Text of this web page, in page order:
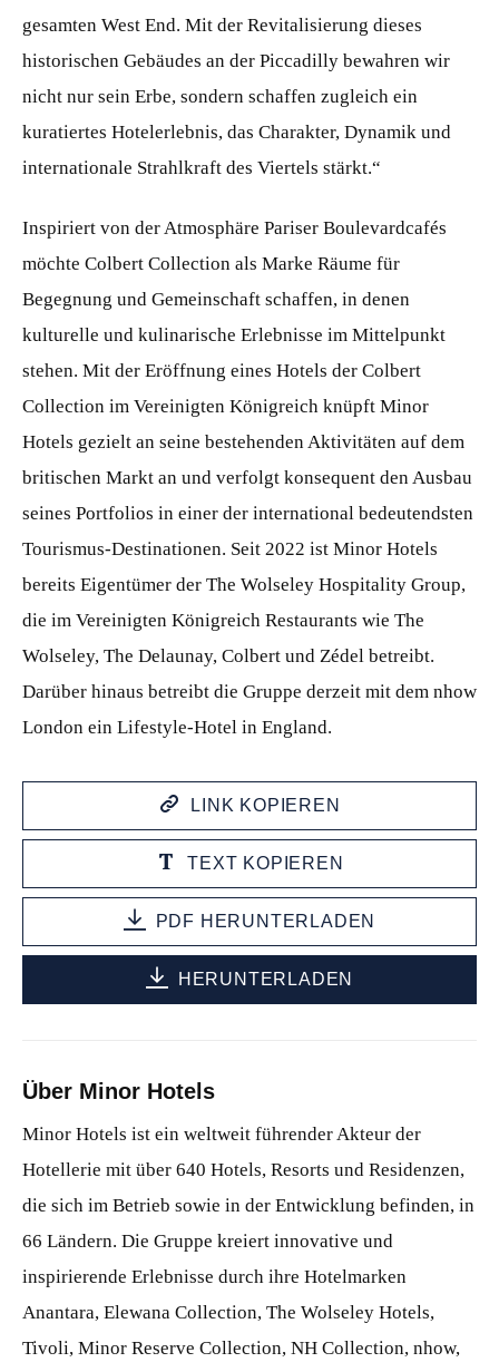
gesamten West End. Mit der Revitalisierung dieses
historischen Gebäudes an der Piccadilly bewahren wir
nicht nur sein Erbe, sondern schaffen zugleich ein
kuratiertes Hotelerlebnis, das Charakter, Dynamik und
internationale Strahlkraft des Viertels stärkt.“
Inspiriert von der Atmosphäre Pariser Boulevardcafés
möchte Colbert Collection als Marke Räume für
Begegnung und Gemeinschaft schaffen, in denen
kulturelle und kulinarische Erlebnisse im Mittelpunkt
stehen. Mit der Eröffnung eines Hotels der Colbert
Collection im Vereinigten Königreich knüpft Minor
Hotels gezielt an seine bestehenden Aktivitäten auf dem
britischen Markt an und verfolgt konsequent den Ausbau
seines Portfolios in einer der international bedeutendsten
Tourismus-Destinationen. Seit 2022 ist Minor Hotels
bereits Eigentümer der The Wolseley Hospitality Group,
die im Vereinigten Königreich Restaurants wie The
Wolseley, The Delaunay, Colbert und Zédel betreibt.
Darüber hinaus betreibt die Gruppe derzeit mit dem nhow
London ein Lifestyle-Hotel in England.
LINK KOPIEREN
TEXT KOPIEREN
PDF HERUNTERLADEN
HERUNTERLADEN
Über Minor Hotels
Minor Hotels ist ein weltweit führender Akteur der
Hotellerie mit über 640 Hotels, Resorts und Residenzen,
die sich im Betrieb sowie in der Entwicklung befinden, in
66 Ländern. Die Gruppe kreiert innovative und
inspirierende Erlebnisse durch ihre Hotelmarken
Anantara, Elewana Collection, The Wolseley Hotels,
Tivoli, Minor Reserve Collection, NH Collection, nhow,